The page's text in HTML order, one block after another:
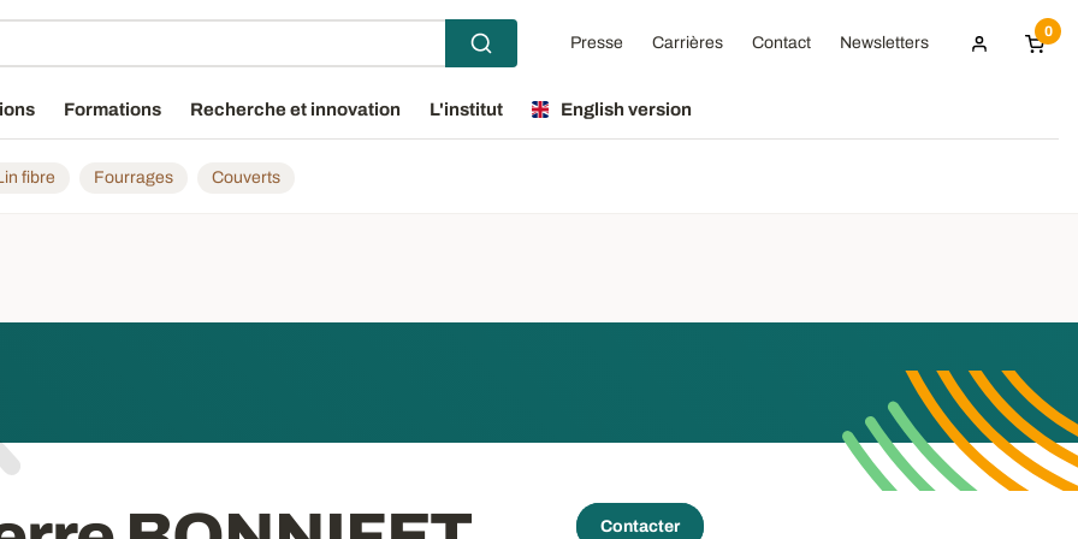
Presse Carrières Contact Newsletters
0
Formations Recherche et innovation L'institut English version
fibre Fourrages Couverts
Contacter